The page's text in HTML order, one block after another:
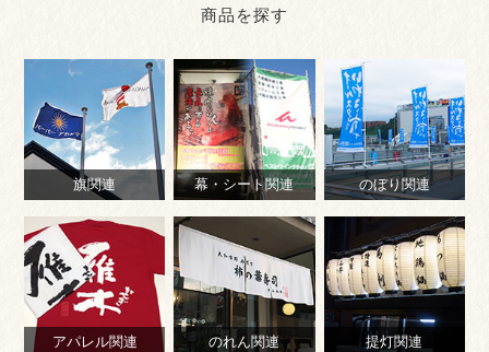
商品を探す
旗関連 幕・シート関連 のぼり関連
アパレル関連 のれん関連 提灯関連